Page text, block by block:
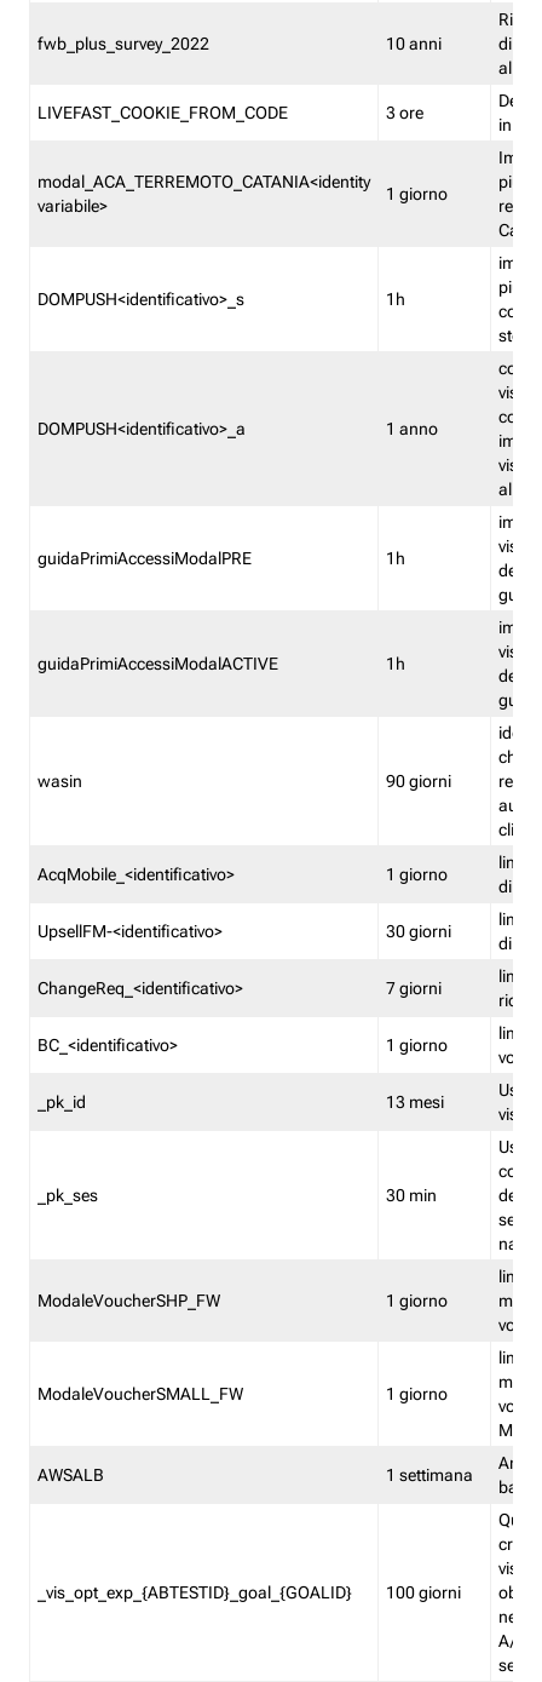
fwb_plus_survey_2022 10 anni
di
LIVEFAST_COOKIE_FROM_CODE 3 ore
in
modal_ACA_TERREMOTO_CATANIA<identity
variabile>
1 giorno
più
DOMPUSH<identificativo>_s 1h
più
DOMPUSH<identificativo>_a 1 anno
guidaPrimiAccessiModalPRE 1h
della
guidaPrimiAccessiModalACTIVE 1h
della
wasin 90 giorni
che
rete
clienti
AcqMobile_<identificativo> 1 giorno
limita
di
UpsellFM-<identificativo> 30 giorni
limita
di
ChangeReq_<identificativo> 7 giorni
limita
BC_<identificativo> 1 giorno
limita
_pk_id 13 mesi
_pk_ses 30 min
ModaleVoucherSHP_FW 1 giorno
ModaleVoucherSMALL_FW 1 giorno
AWSALB 1 settimana
_vis_opt_exp_{ABTESTID}_goal_{GOALID} 100 giorni
nel
A/B.